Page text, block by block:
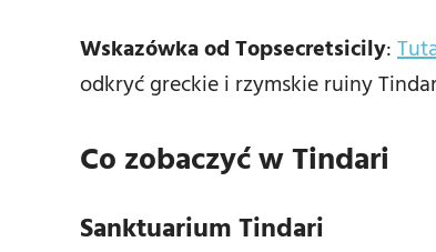
Wskazówka od Topsecretsicily:
odkryć greckie i rzymskie ruiny
Co zobaczyć w Tindari
Sanktuarium Tindari